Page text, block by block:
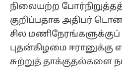
நிலையற்ற
குறிப்பதாக அதிபர்
சில மணிநேரங்களுக்குப்
புதன்கிழமை ஈரானுக்கு
சுற்றுத் தாக்குதல்களை